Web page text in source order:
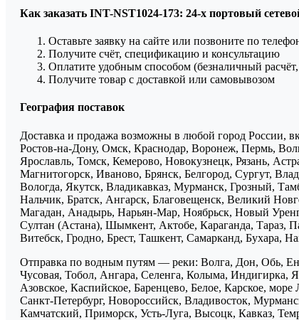
Как заказать INT-NST1024-173: 24-х портовый
Оставьте заявку на сайте или позвоните по
Получите счёт, спецификацию и консультацию
Оплатите удобным способом (безналичный расчёт,
Получите товар с доставкой или самовывозом
География поставок
Доставка и продажа возможны в любой город России,
Ростов-на-Дону, Омск, Краснодар, Воронеж, Пермь,
Ярославль, Томск, Кемерово, Новокузнецк, Рязань,
Магнитогорск, Иваново, Брянск, Белгород, Сургут,
Вологда, Якутск, Владикавказ, Мурманск, Грозный,
Нальчик, Братск, Ангарск, Благовещенск, Великий
Магадан, Анадырь, Нарьян-Мар, Ноябрьск, Новый
Султан (Астана), Шымкент, Актобе, Караганда, Тараз,
Витебск, Гродно, Брест, Ташкент, Самарканд,
Отправка по водным путям — реки: Волга, Дон, Обь,
Чусовая, Тобол, Ангара, Селенга, Колыма, Индигирка,
Азовское, Каспийское, Баренцево, Белое, Карское,
Санкт-Петербург, Новороссийск, Владивосток,
Камчатский, Приморск, Усть-Луга, Высоцк, Кавказ,